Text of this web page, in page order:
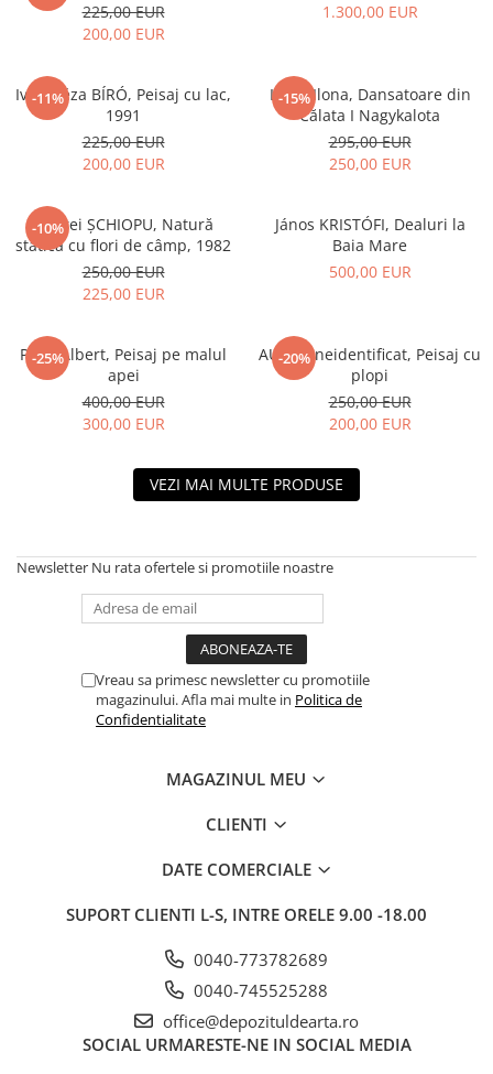
225,00 EUR
200,00 EUR
1.300,00 EUR
-11%
Iván Géza BÍRÓ, Peisaj cu lac,
1991
225,00 EUR
200,00 EUR
-15%
LUKA Ilona, Dansatoare din
Călata I Nagykalota
295,00 EUR
250,00 EUR
-10%
Andrei ȘCHIOPU, Natură
statică cu flori de câmp, 1982
250,00 EUR
225,00 EUR
János KRISTÓFI, Dealuri la
Baia Mare
500,00 EUR
-25%
PAÁL Albert, Peisaj pe malul
apei
400,00 EUR
300,00 EUR
-20%
AUTOR neidentificat, Peisaj cu
plopi
250,00 EUR
200,00 EUR
VEZI MAI MULTE PRODUSE
Newsletter Nu rata ofertele si promotiile noastre
Vreau sa primesc newsletter cu promotiile
magazinului. Afla mai multe in Politica de
Confidentialitate
MAGAZINUL MEU
CLIENTI
DATE COMERCIALE
SUPORT CLIENTI L-S, INTRE ORELE 9.00 -18.00
0040-773782689
0040-745525288
office@depozituldearta.ro
SOCIAL URMARESTE-NE IN SOCIAL MEDIA